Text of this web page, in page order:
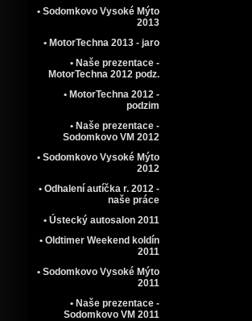
• Sodomkovo Vysoké Mýto
2013
• MotorTechna 2013 - jaro
• Naše prezentace -
MotorTechna 2012 podz.
• MotorTechna 2012 -
podzim
• Naše prezentace -
Sodomkovo VM 2012
• Sodomkovo Vysoké Mýto
2012
• Odhalení autíčka r. 2012 -
naše práce
• Ústecký autosalon 2011
• Oldtimer Weekend koldín
2011
• Sodomkovo Vysoké Mýto
2011
• Naše prezentace -
Sodomkovo VM 2011